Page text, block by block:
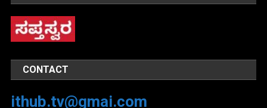
CONTACT
ithub.tv@gmai.com